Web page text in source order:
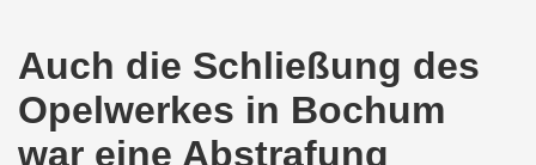
Auch die Schließung des
Opelwerkes in Bochum
war eine Abstrafung
und dadurch wurde bis zum heutigen Zeitpunkt im
16 Jahre Gelsenkirchener Montagsdemo-
Bewegung - Jubiläum am 10.08.2020